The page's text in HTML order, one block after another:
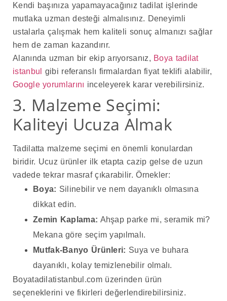
Kendi başınıza yapamayacağınız tadilat işlerinde
mutlaka uzman desteği almalısınız. Deneyimli
ustalarla çalışmak hem kaliteli sonuç almanızı sağlar
hem de zaman kazandırır.
Alanında uzman bir ekip arıyorsanız, Boya tadilat
istanbul
gibi referanslı firmalardan fiyat teklifi alabilir,
Google yorumlarını inceleyerek karar verebilirsiniz.
3. Malzeme Seçimi:
Kaliteyi Ucuza Almak
Tadilatta malzeme seçimi en önemli konulardan
biridir. Ucuz ürünler ilk etapta cazip gelse de uzun
vadede tekrar masraf çıkarabilir. Örnekler:
Boya: Silinebilir ve nem dayanıklı olmasına
dikkat edin.
Zemin Kaplama: Ahşap parke mi, seramik mi?
Mekana göre seçim yapılmalı.
Mutfak-Banyo Ürünleri: Suya ve buhara
dayanıklı, kolay temizlenebilir olmalı.
Boyatadilatistanbul.com üzerinden ürün
seçeneklerini ve fikirleri değerlendirebilirsiniz.